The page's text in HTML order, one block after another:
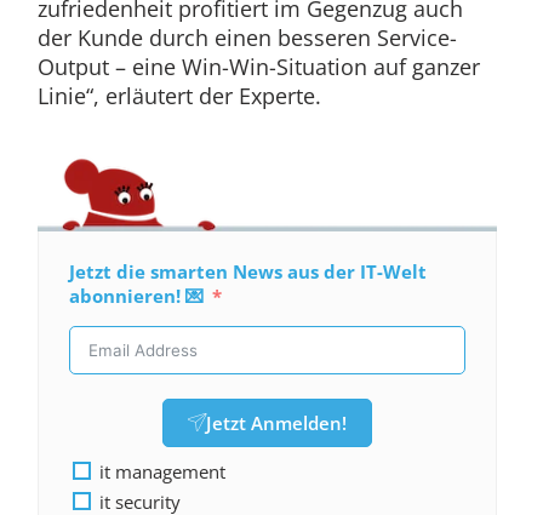
zufriedenheit profitiert im Gegenzug auch
der Kunde durch einen besseren Service-
Output – eine Win-Win-Situation auf ganzer
Linie“, erläutert der Experte.
Jetzt die smarten News aus der IT-Welt
abonnieren! 💌
Jetzt Anmelden!
it management
it security